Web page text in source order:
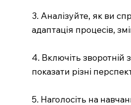
3. Аналізуйте, як ви
адаптація процесів,
4. Включіть зворотній
показати різні
5. Наголосіть на